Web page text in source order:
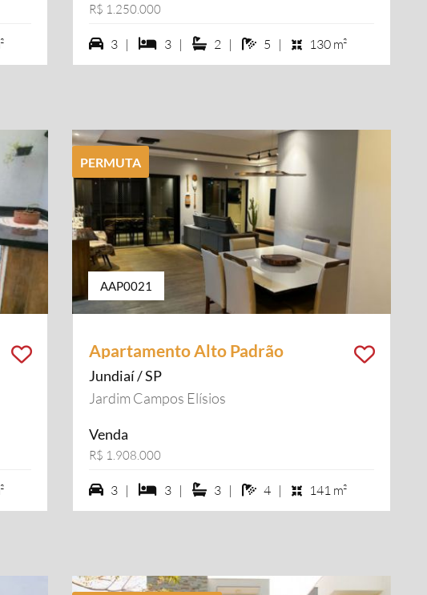
R$ 1.250.000
3 vagas na garagem
3 | 3 dormiórios
3 | 2 suítes
2 | 5 banheiros
5 | 130 m²
PERMUTA
AAP0021
Apartamento Alto Padrão
Jundiaí / SP
Jardim Campos Elísios
Venda
R$ 1.908.000
3 vagas na garagem
3 | 3 dormiórios
3 | 3 suítes
3 | 4 banheiros
4 | 141 m²